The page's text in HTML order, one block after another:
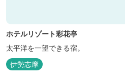
ホテルリゾート彩花亭
太平洋を一望できる宿。
伊勢志摩